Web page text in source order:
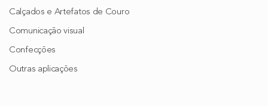
Calçados e Artefatos de Couro
Comunicação visual
Confecções
Outras aplicações